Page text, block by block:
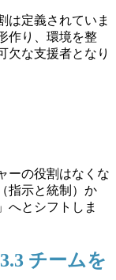
は定義されていま
作り、環境を整
欠な支援者となり
ーの役割はなくな
指示と統制）か
へとシフトしま
チームを